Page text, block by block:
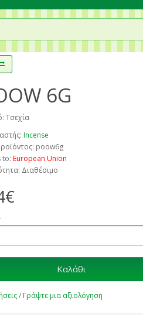
6G
Τσεχία
Incense
poow6g
to: European Union
Διαθέσιμο
Καλάθι
/Γράψτε μια αξιολόγηση